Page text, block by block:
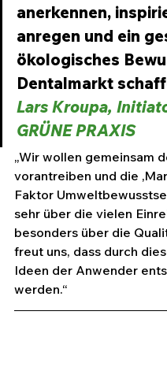
anerkennen,
anregen und ein
ökologisches
Dentalmarkt
Lars Kroupa,
GRÜNE PRAXIS
„Wir wollen gemeinsam
vorantreiben und die
Faktor
sehr über die vielen
besonders über die
freut uns, dass durch
Ideen der Anwender
werden.“